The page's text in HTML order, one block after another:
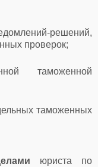
решений,
проверок;
таможенной
таможенных
юриста по